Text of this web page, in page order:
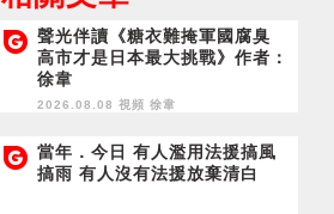
聲光伴讀《糖衣難掩軍國腐臭
高市才是日本最大挑戰》作者：
徐韋
2026.08.08 視頻 徐韋
當年．今日 有人濫用法援搞風
搞雨 有人沒有法援放棄清白